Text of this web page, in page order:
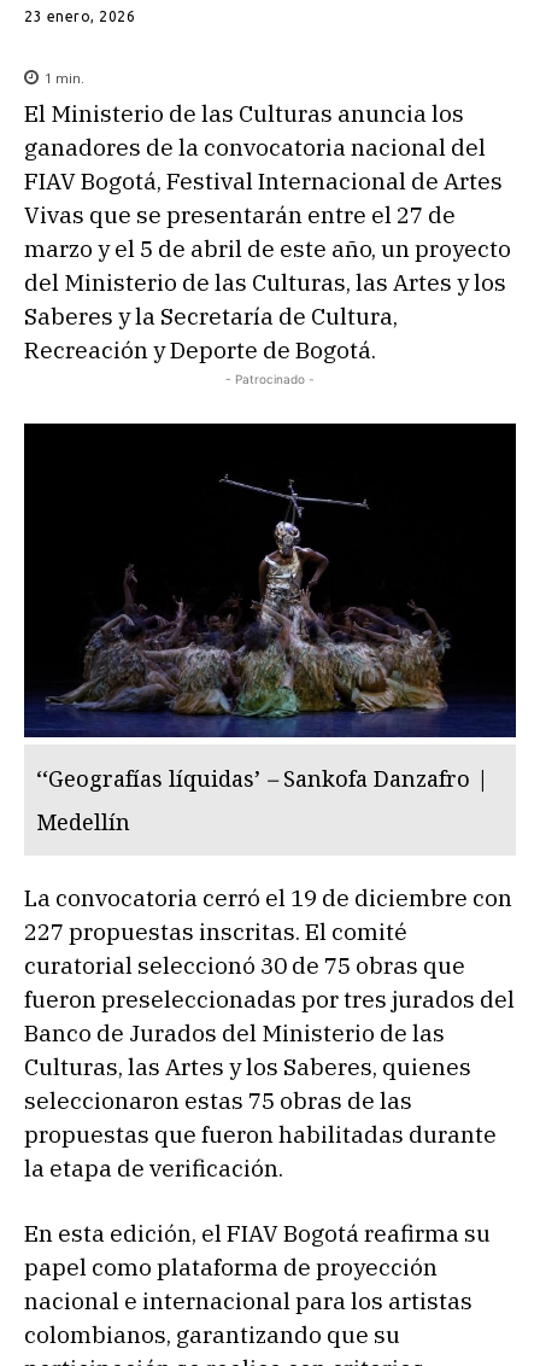
23 enero, 2026
1 min.
El Ministerio de las Culturas anuncia los
ganadores de la convocatoria nacional del
FIAV Bogotá, Festival Internacional de Artes
Vivas que se presentarán entre el 27 de
marzo y el 5 de abril de este año, un proyecto
del Ministerio de las Culturas, las Artes y los
Saberes y la Secretaría de Cultura,
Recreación y Deporte de Bogotá.
- Patrocinado -
‘‘Geografías líquidas’ –Sankofa Danzafro |
Medellín
La convocatoria cerró el 19 de diciembre con
227 propuestas inscritas. El comité
curatorial seleccionó 30 de 75 obras que
fueron preseleccionadas por tres jurados del
Banco de Jurados del Ministerio de las
Culturas, las Artes y los Saberes, quienes
seleccionaron estas 75 obras de las
propuestas que fueron habilitadas durante
la etapa de verificación.
En esta edición, el FIAV Bogotá reafirma su
papel como plataforma de proyección
nacional e internacional para los artistas
colombianos, garantizando que su